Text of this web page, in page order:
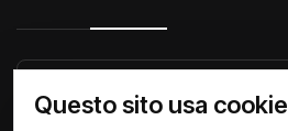
Raccontiamo di Noi Comunicati
Questo sito usa cookie